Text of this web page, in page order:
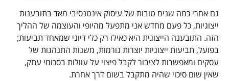
גם אחרי כמה שנים טובות של עיסוק אינטנסיבי מאד בתובענות
ייצוגיות, כל פעם מחדש אני מתפעל מהיופי והעוצמה של ההליך
הזה. התובענה הייצוגית היא כאילו רק כלי דיוני שמאחד תביעות;
בפועל, תביעות ייצוגיות יוצרות נורמות, משנות התנהגות של
עסקים ומאפשרות לציבור לקבל פיצוי על עוולות בסכומי עתק,
שאין שום סיכוי שהיה מתקבל בשום דרך אחרת.